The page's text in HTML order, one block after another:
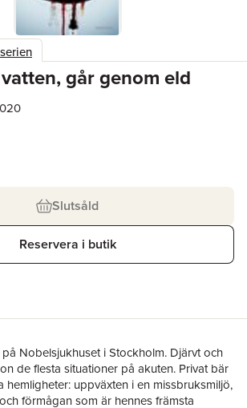
går genom eld
Slutsåld
Reservera i butik
Nobelsjukhuset i Stockholm. Djärvt och
de flesta situationer på akuten. Privat bär
uppväxten i en missbruksmiljö,
förmågan som är hennes främsta